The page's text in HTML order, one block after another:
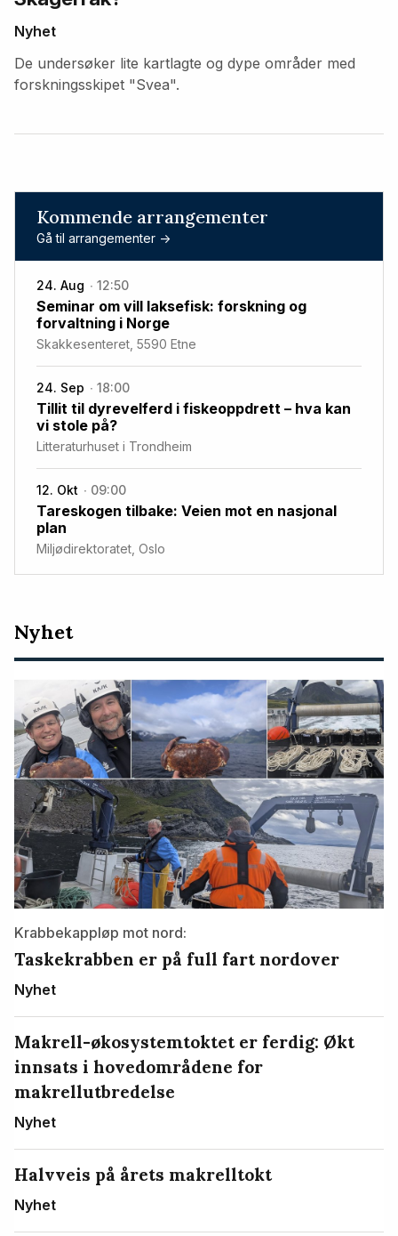
Nyhet
De undersøker lite kartlagte og dype områder med
forskningsskipet "Svea".
Kommende arrangementer
Gå til arrangementer ->
24. Aug 12:50
Seminar om vill laksefisk: forskning og
forvaltning i Norge
Skakkesenteret, 5590 Etne
24. Sep 18:00
Tillit til dyrevelferd i fiskeoppdrett – hva kan
vi stole på?
Litteraturhuset i Trondheim
12. Okt 09:00
Tareskogen tilbake: Veien mot en nasjonal
plan
Miljødirektoratet, Oslo
Nyeste
artikler
Nyhet
Krabbekappløp mot nord:
Taskekrabben er på full fart nordover
Nyhet
Makrell-økosystemtoktet er ferdig: Økt
innsats i hovedområdene for
makrellutbredelse
Nyhet
Halvveis på årets makrelltokt
Nyhet